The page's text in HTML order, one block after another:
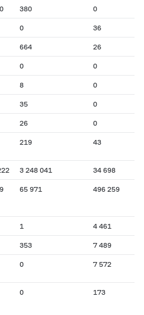
380 0
0 36
664 26
0 0
8 0
35 0
26 0
219 43
3 248 041 34 698
65 971 496 259
1 4 461
353 7 489
0 7 572
0 173